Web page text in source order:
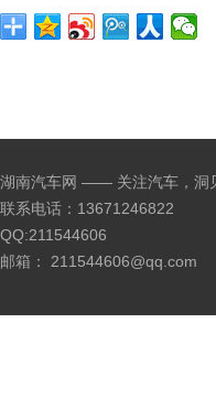
湖南汽车网 —— 关注汽车，洞
联系电话：13671246822
QQ:211544606
邮箱： 211544606@qq.com